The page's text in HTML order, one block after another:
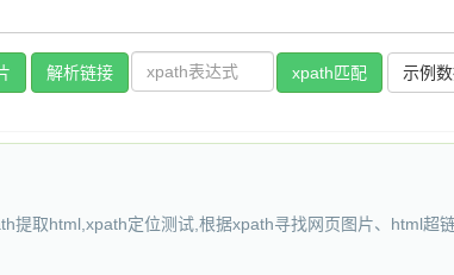
解析链接 xpath匹配 示例
提取html,xpath定位测试,根据xpath寻找网页图片、html超